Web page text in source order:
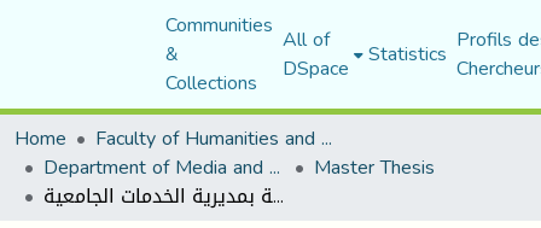
Communities
&
Collections
All of
DSpace Statistics Profils
Home
Faculty of Humanities and Social Sciences
Department of Media and Communication Studies Master Thesis
تأثير الإتصال على الأداء الوظيفي دراسة ميدانية بمديرية الخدمات الجامعية